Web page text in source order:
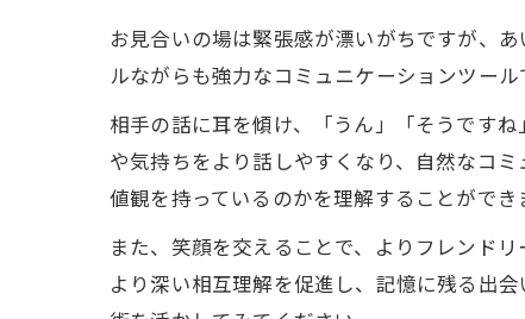
お見合いの場は緊張感が漂いがちですが、
ルながらも強力なコミュニケーションツー
相手の話に耳を傾け、「うん」「そうです
や気持ちをより話しやすくなり、自然なコ
値観を持っているのかを理解することができ
また、笑顔を交えることで、よりフレンド
より深い相互理解を促進し、記憶に残る出